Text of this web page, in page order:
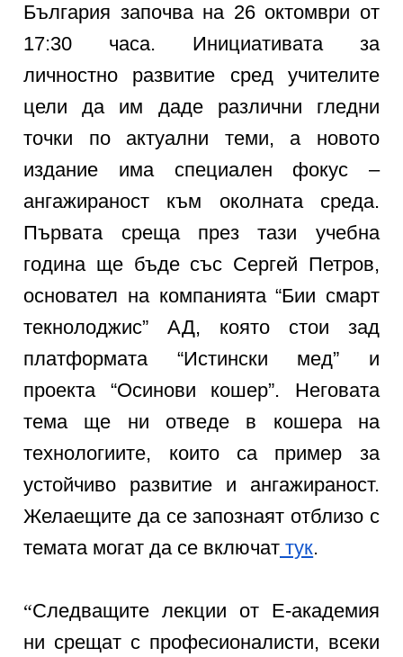
България започва на 26 октомври от
17:30 часа. Инициативата за
личностно развитие сред учителите
цели да им даде различни гледни
точки по актуални теми, а новото
издание има специален фокус –
ангажираност към околната среда.
Първата среща през тази учебна
година ще бъде със Сергей Петров,
основател на компанията “Бии смарт
текнолоджис” АД, която стои зад
платформата “Истински мед” и
проекта “Осинови кошер”. Неговата
тема ще ни отведе в кошера на
технологиите, които са пример за
устойчиво развитие и ангажираност.
Желаещите да се запознаят отблизо с
темата могат да се включат тук.
“Следващите лекции от Е-академия
ни срещат с професионалисти, всеки